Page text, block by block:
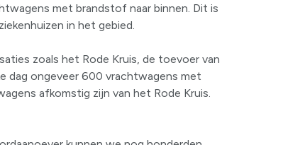
met brandstof naar binnen. Dit is
in het gebied.
zoals het Rode Kruis, de toevoer van
dag ongeveer 600 vrachtwagens met
afkomstig zijn van het Rode Kruis.